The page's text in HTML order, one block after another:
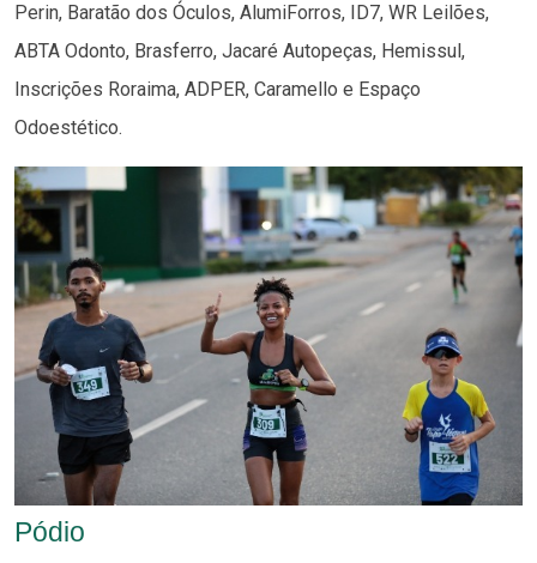
Perin, Baratão dos Óculos, AlumiForros, ID7, WR Leilões,
ABTA Odonto, Brasferro, Jacaré Autopeças, Hemissul,
Inscrições Roraima, ADPER, Caramello e Espaço
Odoestético.
Pódio